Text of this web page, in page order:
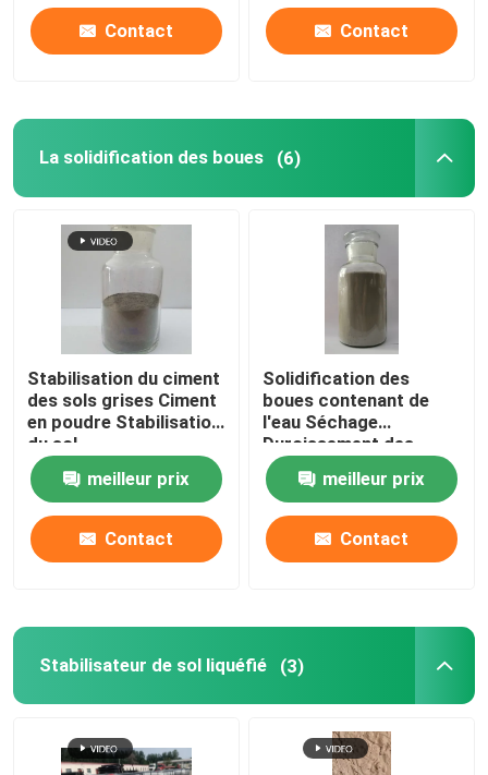
Contact Contact
La solidification des boues (6)
Stabilisation du ciment
des sols grises Ciment
en poudre Stabilisation
du sol
meilleur prix
Contact
Solidification des
boues contenant de
l'eau Séchage
Durcissement des
routes Stabilisation du
ciment meilleur prix
Contact
Stabilisateur de sol liquéfié (3)